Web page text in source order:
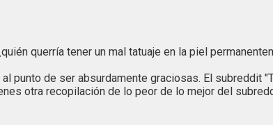
querría tener un mal tatuaje en la piel
punto de ser absurdamente graciosas. El subreddit
otra recopilación de lo peor de lo mejor del